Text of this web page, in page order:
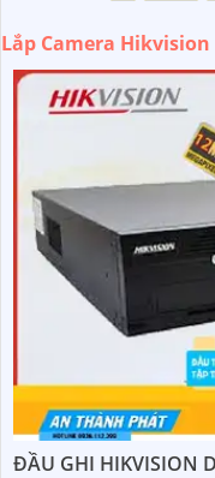
rẻ và chuyên nghiệp
sẵn lòng hỗ trợ và tư
Lắp Camera Hikvision
ĐẦU GHI HIKVISION